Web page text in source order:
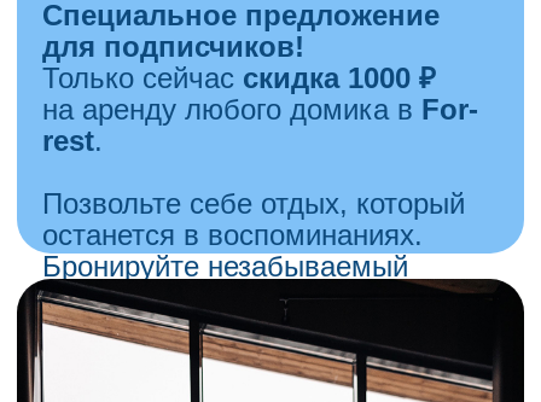
Tourподготовилспециальные
пакетные туры
на весенние
каникулы, где все продумано
до мелочей.
Почему стоит отправиться
в путешествие этой весной?
комфортный климат для
отдыха и экскурсий.
Специальные условия для
семей— удобные отели,
развлечения для детей
и взрослых.
Лучшие цены сезона—
весенние скидки и акции